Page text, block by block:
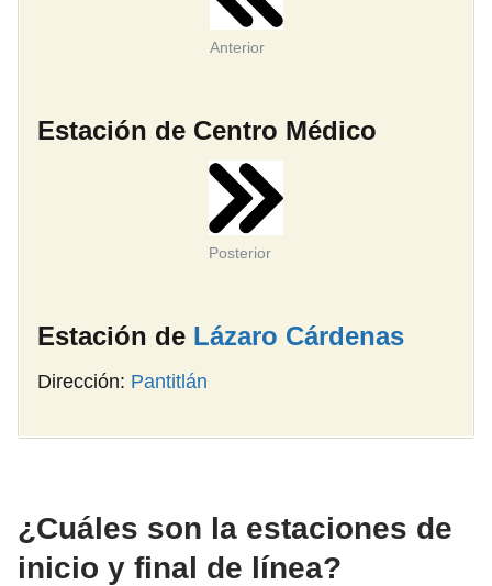
Anterior
Estación de Centro Médico
Posterior
Estación de Lázaro Cárdenas
Dirección: Pantitlán
¿Cuáles son la estaciones de
inicio y final de línea?